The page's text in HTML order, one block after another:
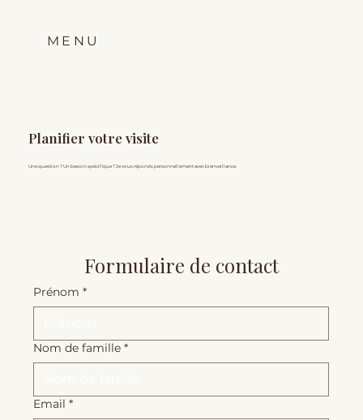
MENU
Planifier votre visite
Une question ? Un besoin spécifique ? Je vous réponds personnellement avec bienveillance.
Formulaire de contact
Prénom *
Nom de famille *
Email *